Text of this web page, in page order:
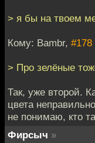
> я бы на твоем
Кому: Bambr, #178
> Про зелёные
Так, уже второй.
цвета
не понимаю, кто
Фирсыч »